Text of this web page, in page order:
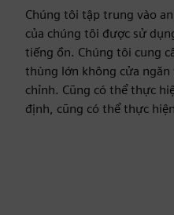
Chúng tôi tập trung vào
của chúng tôi được sử
tiếng ồn. Chúng tôi cung
thùng lớn không cửa ngăn
chỉnh. Cũng có thể thực
định, cũng có thể thực